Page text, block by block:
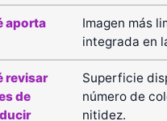
Imagen más
integrada en
Superficie
número de
nitidez.